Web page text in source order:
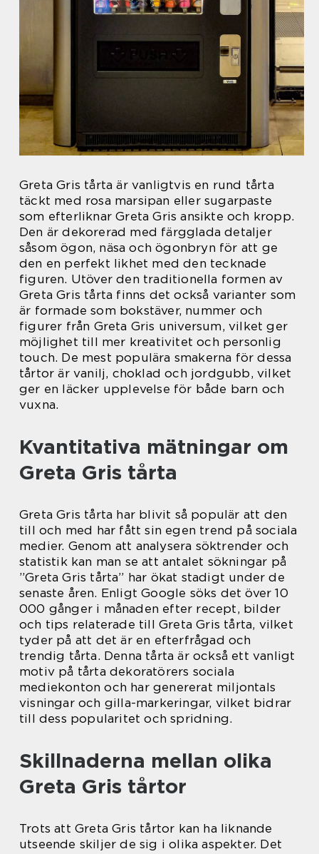
Greta Gris tårta är vanligtvis en rund tårta
täckt med rosa marsipan eller sugarpaste
som efterliknar Greta Gris ansikte och kropp.
Den är dekorerad med färgglada detaljer
såsom ögon, näsa och ögonbryn för att ge
den en perfekt likhet med den tecknade
figuren. Utöver den traditionella formen av
Greta Gris tårta finns det också varianter som
är formade som bokstäver, nummer och
figurer från Greta Gris universum, vilket ger
möjlighet till mer kreativitet och personlig
touch. De mest populära smakerna för dessa
tårtor är vanilj, choklad och jordgubb, vilket
ger en läcker upplevelse för både barn och
vuxna.
Kvantitativa mätningar om
Greta Gris tårta
Greta Gris tårta har blivit så populär att den
till och med har fått sin egen trend på sociala
medier. Genom att analysera söktrender och
statistik kan man se att antalet sökningar på
”Greta Gris tårta” har ökat stadigt under de
senaste åren. Enligt Google söks det över 10
000 gånger i månaden efter recept, bilder
och tips relaterade till Greta Gris tårta, vilket
tyder på att det är en efterfrågad och
trendig tårta. Denna tårta är också ett vanligt
motiv på tårta dekoratörers sociala
mediekonton och har genererat miljontals
visningar och gilla-markeringar, vilket bidrar
till dess popularitet och spridning.
Skillnaderna mellan olika
Greta Gris tårtor
Trots att Greta Gris tårtor kan ha liknande
utseende skiljer de sig i olika aspekter. Det